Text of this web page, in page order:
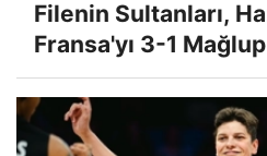
Filenin Sultanları,
Fransa'yı 3-1